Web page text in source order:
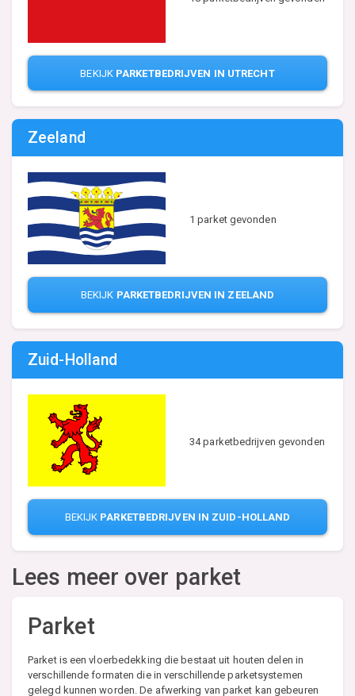
BEKIJK PARKETBEDRIJVEN IN UTRECHT
Zeeland
1 parket gevonden
BEKIJK PARKETBEDRIJVEN IN ZEELAND
Zuid-Holland
34 parketbedrijven gevonden
BEKIJK PARKETBEDRIJVEN IN ZUID-HOLLAND
Lees meer over parket
Parket
Parket is een vloerbedekking die bestaat uit houten delen in
verschillende formaten die in verschillende parketsystemen
gelegd kunnen worden. De afwerking van parket kan gebeuren